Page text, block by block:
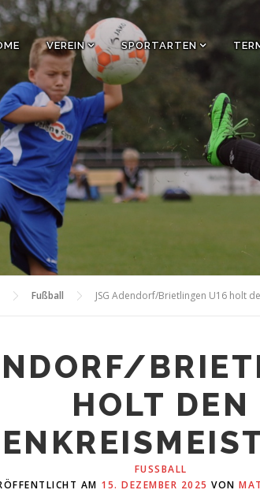
VEREIN SPORTARTEN
Fußball JSG Adendorf/Brietlingen U16 holt
HOLT DEN
FUSSBALL
AM 15. DEZEMBER 2025 VON